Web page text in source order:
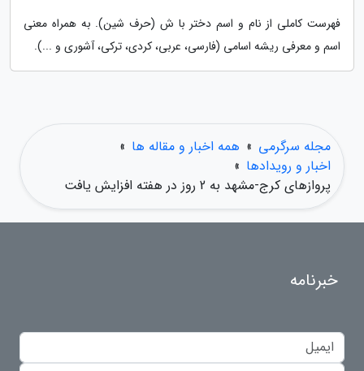
فهرست کاملی از نام و اسم دختر با ش (حرف شین). به همراه معنی
اسم و معرفی ریشه اسامی (فارسی، عربی، کردی، ترکی، آشوری و ...).
مجله سرگرمی » همه اخبار و مقاله ها »
اخبار و رویدادها »
پروازهای کرج-مشهد به 2 روز در هفته افزایش یافت
خبرنامه